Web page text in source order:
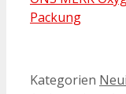
Packung
Kategorien